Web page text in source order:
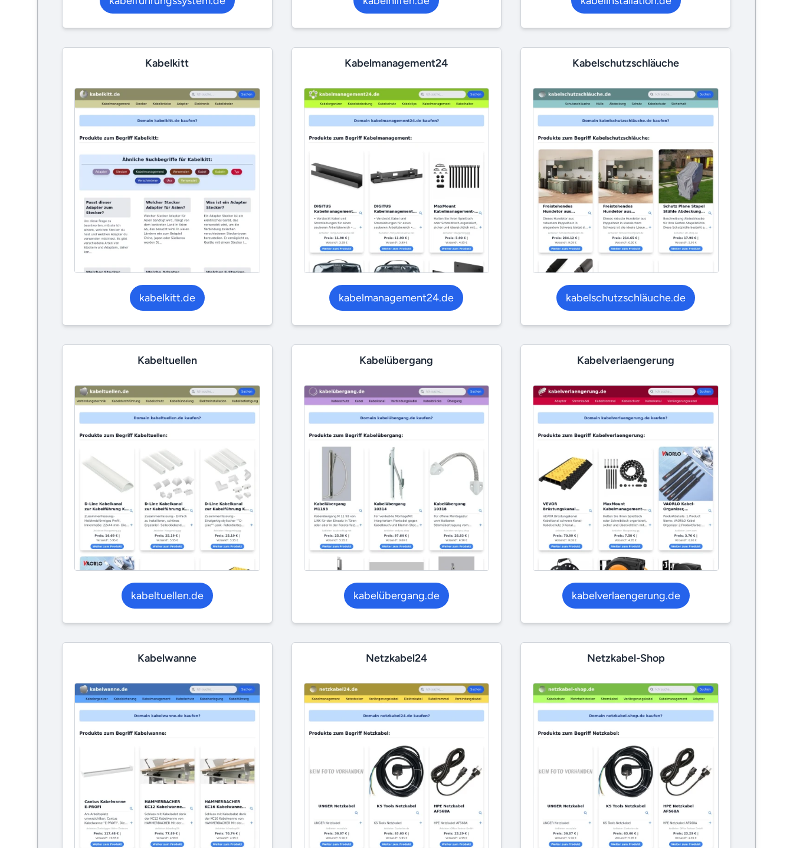
Kabelkitt
kabelkitt.de
Kabelmanagement24
kabelmanagement24.de
Kabelschutzschläuche
kabelschutzschläuche.de
Kabeltuellen
kabeltuellen.de
Kabelübergang
kabelübergang.de
Kabelverlaengerung
kabelverlaengerung.de
Kabelwanne Netzkabel24 Netzkabel-Shop